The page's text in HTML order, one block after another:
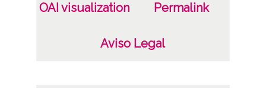
Ediciones Arribas (Zaragoza, España)
OAI visualization Permalink
Aviso Legal